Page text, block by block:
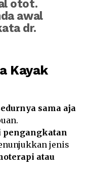
otot.
awal
dr.
Kayak
sama aja
pengangkatan
jenis
atau